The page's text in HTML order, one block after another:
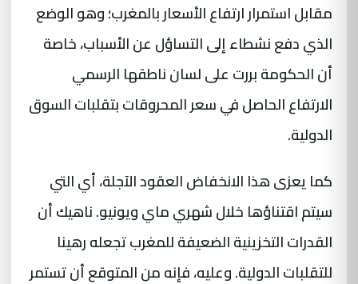
مقابل استمرار ارتفاع الأسعار بالمغرب؛ وهو الوضع
الذي دفع نشطاء إلى التساؤل عن الأسباب، خاصة
أن الحكومة بررت على لسان ناطقها الرسمي
الارتفاع الحاصل في سعر المحروقات بتقلبات السوق
الدولية.
كما يعزى هذا الانخفاض العقود الآجلة، أي التي
سيتم اقتناؤها خلال شهري ماي ويونيو. ناهيك أن
القدرات التخزينية الضعيفة للمغرب تجعله رهينا
للتقلبات الدولية. وعليه، فإنه من المتوقع أن تستمر